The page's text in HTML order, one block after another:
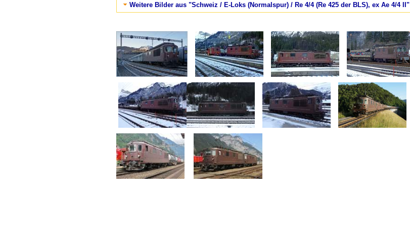
Weitere Bilder aus "Schweiz / E-Loks (Normalspur) / Re 4/4 (Re 425 der BLS), ex Ae 4/4 II"